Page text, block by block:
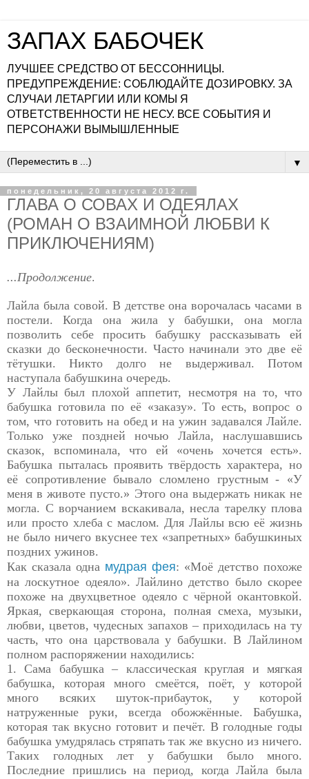
ЗАПАХ БАБОЧЕК
ЛУЧШЕЕ СРЕДСТВО ОТ БЕССОННИЦЫ.
ПРЕДУПРЕЖДЕНИЕ: СОБЛЮДАЙТЕ ДОЗИРОВКУ. ЗА
СЛУЧАИ ЛЕТАРГИИ ИЛИ КОМЫ Я
ОТВЕТСТВЕННОСТИ НЕ НЕСУ. ВСЕ СОБЫТИЯ И
ПЕРСОНАЖИ ВЫМЫШЛЕННЫЕ
▼
понедельник, 20 августа 2012 г.
ГЛАВА О СОВАХ И ОДЕЯЛАХ
(РОМАН О ВЗАИМНОЙ ЛЮБВИ К
ПРИКЛЮЧЕНИЯМ)
...Продолжение.
Лайла была совой. В детстве она ворочалась часами в
постели.Когда она жила у бабушки, она могла
позволить себе просить бабушку рассказывать ей
сказки до бесконечности. Часто начинали это две её
тётушки. Никто долго не выдерживал. Потом
наступала бабушкина очередь.
У Лайлы был плохой аппетит, несмотря на то, что
бабушка готовила по её «заказу». То есть, вопрос о
том, что готовить на обед и на ужин задавался Лайле.
Только уже поздней ночью Лайла, наслушавшись
сказок, вспоминала, что ей «очень хочется есть».
Бабушка пыталась проявить твёрдость характера, но
её сопротивление бывало сломлено грустным - «У
меня в животе пусто.» Этого она выдержать никак не
могла. С ворчанием вскакивала, несла тарелку плова
или просто хлеба с маслом. Для Лайлы всю её жизнь
не было ничего вкуснее тех «запретных» бабушкиных
поздних ужинов.
Как сказала одна мудрая фея: «Моё детство похоже
на лоскутное одеяло». Лайлино детство было скорее
похоже на двухцветное одеяло с чёрной окантовкой.
Яркая, сверкающая сторона, полная смеха, музыки,
любви, цветов, чудесных запахов – приходилась на ту
часть, что она царствовала у бабушки. В Лайлином
полном распоряжении находились:
1. Сама бабушка – классическая круглая и мягкая
бабушка, которая много смеётся, поёт, у которой
много всяких шуток-прибауток, у которой
натруженные руки, всегда обожжённые. Бабушка,
которая так вкусно готовит и печёт. В голодные годы
бабушка умудрялась стряпать так же вкусно из ничего.
Таких голодных лет у бабушки было много.
Последние пришлись на период, когда Лайла была